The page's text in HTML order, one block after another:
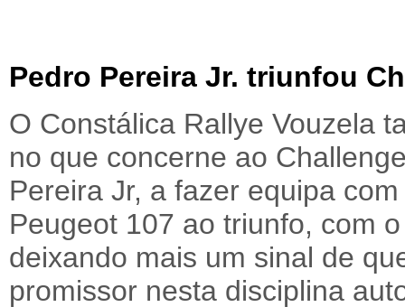
Pedro Pereira Jr. triunfou
O Constálica Rallye Vouzela
no que concerne ao
Pereira Jr, a fazer equipa
Peugeot 107 ao triunfo, com
deixando mais um sinal de
promissor nesta disciplina